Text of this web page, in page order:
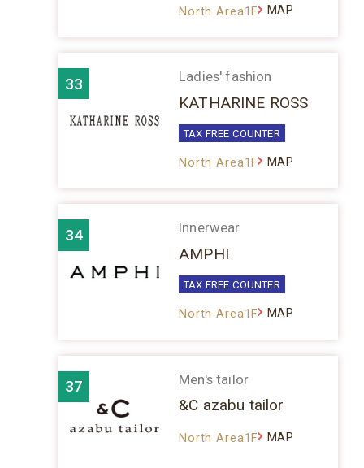
North Area1F MAP
33 Ladies' fashion
KATHARINE ROSS
TAX FREE COUNTER
North Area1F MAP
34 Innerwear
AMPHI
TAX FREE COUNTER
North Area1F MAP
37 Men's tailor
&C azabu tailor
North Area1F MAP